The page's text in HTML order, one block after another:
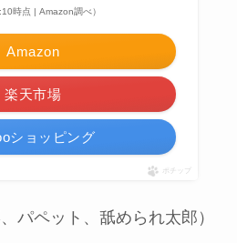
時点 | Amazon調べ）
Amazon
楽天市場
ショッピング
ポチップ
パペット、舐められ太郎）